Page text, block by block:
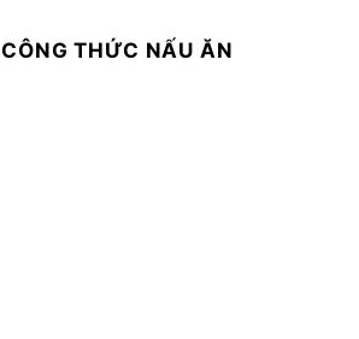
CÔNG THỨC NẤU ĂN